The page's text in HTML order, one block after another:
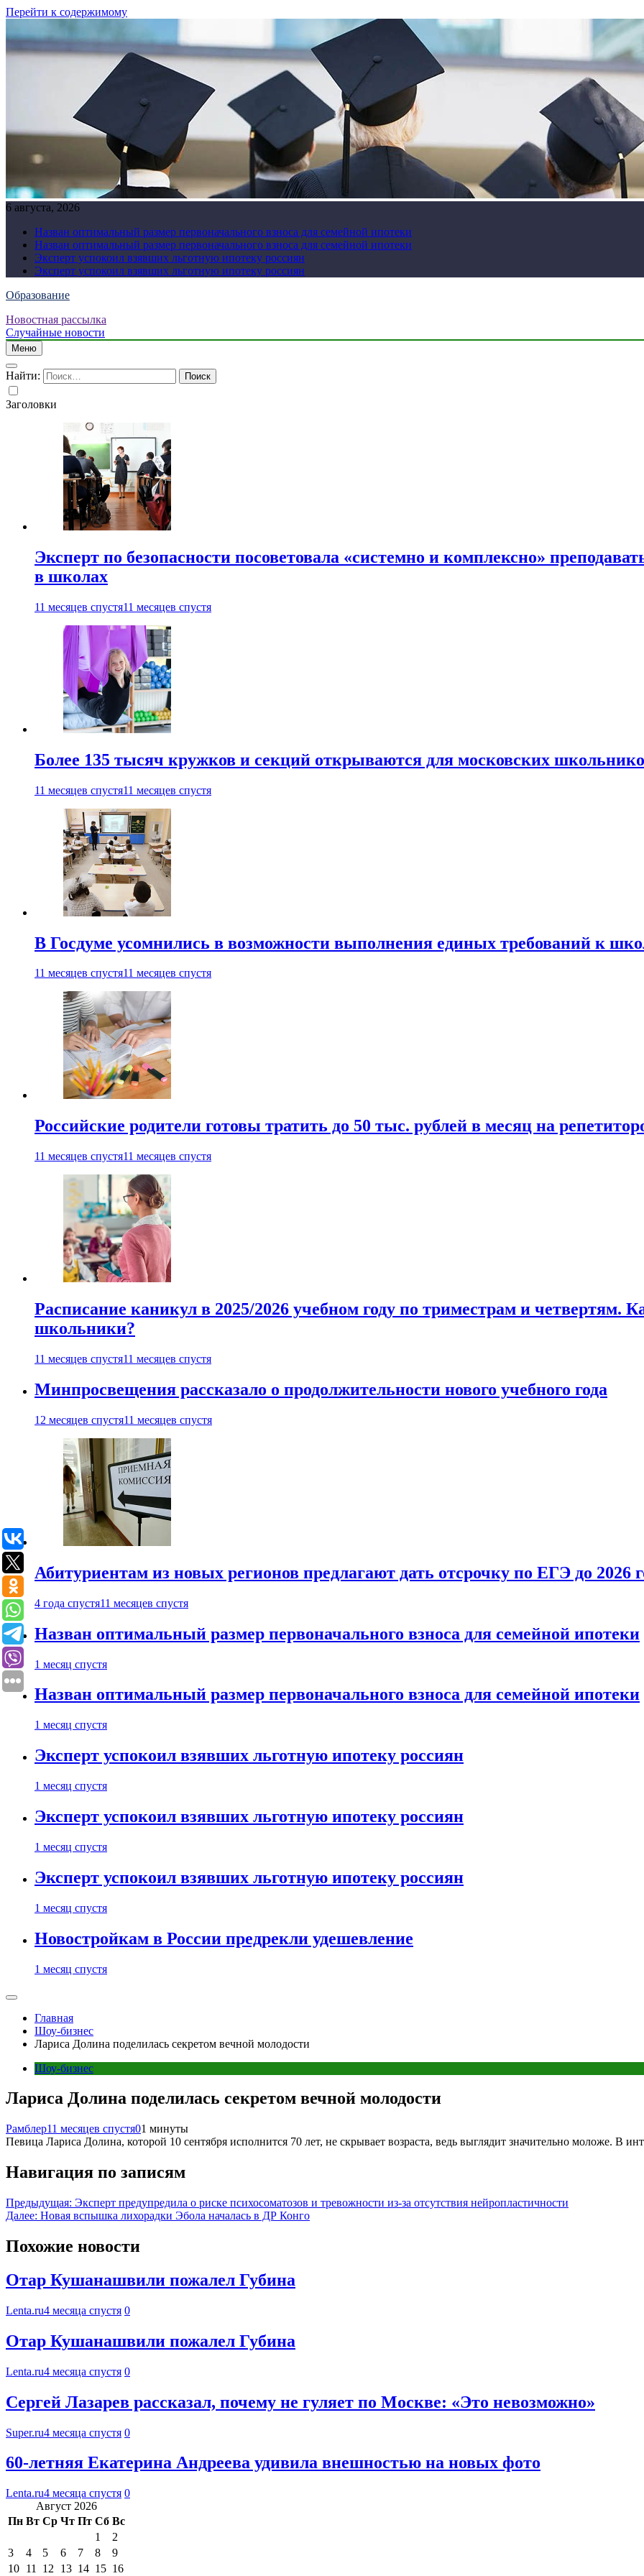
Перейти к содержимому
6 августа, 2026
Назван оптимальный размер первоначального взноса для семейной ипотеки
Назван оптимальный размер первоначального взноса для семейной ипотеки
Эксперт успокоил взявших льготную ипотеку россиян
Эксперт успокоил взявших льготную ипотеку россиян
Образование
Новостная рассылка
Случайные новости
Меню
Найти:
Заголовки
Эксперт по безопасности посоветовала «системно и комплексно»
в школах
11 месяцев спустя11 месяцев спустя
Более 135 тысяч кружков и секций открываются для московских
11 месяцев спустя11 месяцев спустя
В Госдуме усомнились в возможности выполнения единых требований к
11 месяцев спустя11 месяцев спустя
Российские родители готовы тратить до 50 тыс. рублей в месяц на
11 месяцев спустя11 месяцев спустя
Расписание каникул в 2025/2026 учебном году по триместрам и четвертям.
школьники?
11 месяцев спустя11 месяцев спустя
Минпросвещения рассказало о продолжительности нового учебного года
12 месяцев спустя11 месяцев спустя
Абитуриентам из новых регионов предлагают дать отсрочку по ЕГЭ до 2026
4 года спустя11 месяцев спустя
Назван оптимальный размер первоначального взноса для семейной ипотеки
1 месяц спустя
Назван оптимальный размер первоначального взноса для семейной ипотеки
1 месяц спустя
Эксперт успокоил взявших льготную ипотеку россиян
1 месяц спустя
Эксперт успокоил взявших льготную ипотеку россиян
1 месяц спустя
Эксперт успокоил взявших льготную ипотеку россиян
1 месяц спустя
Новостройкам в России предрекли удешевление
1 месяц спустя
Главная
Шоу-бизнес
Лариса Долина поделилась секретом вечной молодости
Шоу-бизнес
Лариса Долина поделилась секретом вечной молодости
Рамблер11 месяцев спустя01 минуты
Певица Лариса Долина, которой 10 сентября исполнится 70 лет, не скрывает возраста, ведь выглядит значительно моложе. В
Навигация по записям
Предыдущая: Эксперт предупредила о риске психосоматозов и тревожности из-за отсутствия нейропластичности
Далее: Новая вспышка лихорадки Эбола началась в ДР Конго
Похожие новости
Отар Кушанашвили пожалел Губина
Lenta.ru4 месяца спустя 0
Отар Кушанашвили пожалел Губина
Lenta.ru4 месяца спустя 0
Сергей Лазарев рассказал, почему не гуляет по Москве: «Это невозможно»
Super.ru4 месяца спустя 0
60-летняя Екатерина Андреева удивила внешностью на новых фото
Lenta.ru4 месяца спустя 0
Август 2026
Пн Вт Ср Чт Пт Сб Вс
1
2
3
4 5 6 7 8
9
10 11 12 13 14 15 16